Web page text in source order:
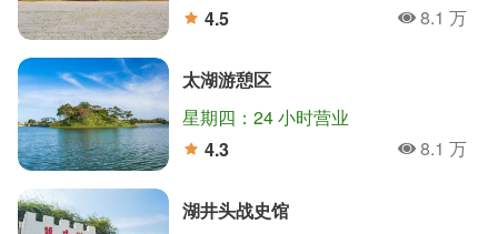
4.5
人氣8.1 万
太湖游憩区
星期四：24 小时营业
4.3
人氣8.1 万
湖井头战史馆